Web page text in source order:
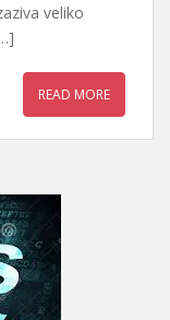
veliko
READ MORE